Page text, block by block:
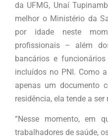
da UFMG, Unaí
melhor o Ministério da
por idade neste
profissionais – além
bancários e funcionários
incluídos no PNI. Como
apenas um documento
residência, ela tende a
“Nesse momento, em
trabalhadores de saúde,